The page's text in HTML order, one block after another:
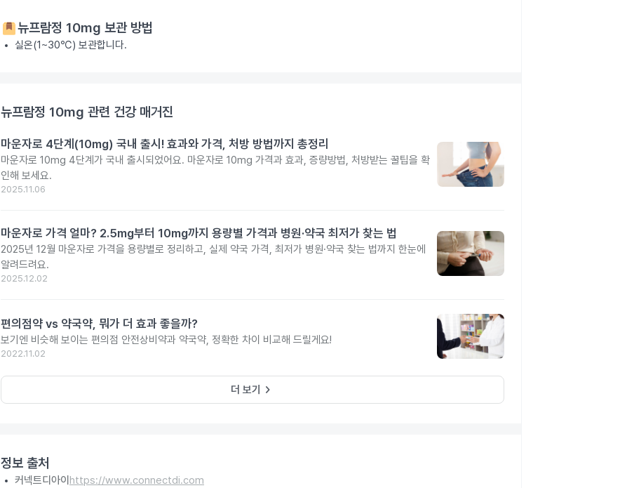
뉴프람정 10mg 보관 방법
실온(1~30℃) 보관합니다.
뉴프람정 10mg 관련 건강 매거진
마운자로 4단계(10mg) 국내 출시! 효과와 가격, 처방 방법까지 총정리
마운자로 10mg 4단계가 국내 출시되었어요. 마운자로 10mg 가격과 효과, 증량방법, 처방받는 꿀팁을 확
인해 보세요.
2025.11.06
마운자로 가격 얼마? 2.5mg부터 10mg까지 용량별 가격과 병원·약국 최저가 찾는 법
2025년 12월 마운자로 가격을 용량별로 정리하고, 실제 약국 가격, 최저가 병원·약국 찾는 법까지 한눈에
알려드려요.
2025.12.02
편의점약 vs 약국약, 뭐가 더 효과 좋을까?
보기엔 비슷해 보이는 편의점 안전상비약과 약국약, 정확한 차이 비교해 드릴게요!
2022.11.02
더 보기 keyboard_arrow_right
정보 출처
커넥트디아이 https://www.connectdi.com